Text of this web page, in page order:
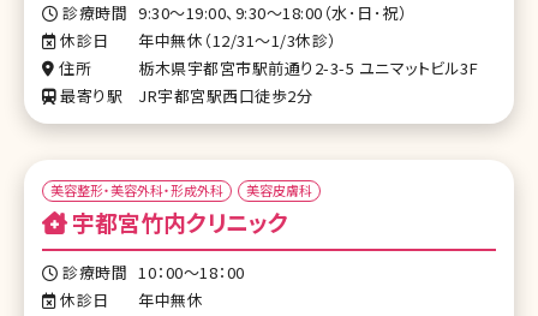
診療時間 9:30〜19:00、9:30～18:00（水･日･祝）
休診日
年中無休（12/31〜1/3休診）
住所
栃木県宇都宮市駅前通り2-3-5 ユニマットビル3F
最寄り駅
JR宇都宮駅西口徒歩2分
美容整形・美容外科・形成外科 美容皮膚科
宇都宮竹内クリニック
診療時間 10：00～18：00
休診日
年中無休